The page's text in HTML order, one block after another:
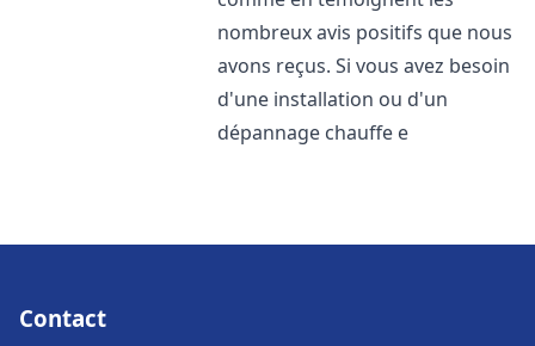
nombreux avis positifs que nous
avons reçus. Si vous avez besoin
d'une installation ou d'un
dépannage chauffe e
Contact